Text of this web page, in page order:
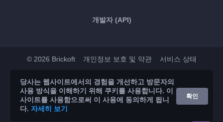
개발자 (API)
© 2026 Brickoft 개인정보 보호 및 약관 서비스 상태
App Store Google Play
당사는 웹사이트에서의 경험을 개선하고 방문자의
사용 방식을 이해하기 위해 쿠키를 사용합니다. 이
사이트를 사용함으로써 이 사용에 동의하게 됩니
다. 자세히 보기
확인